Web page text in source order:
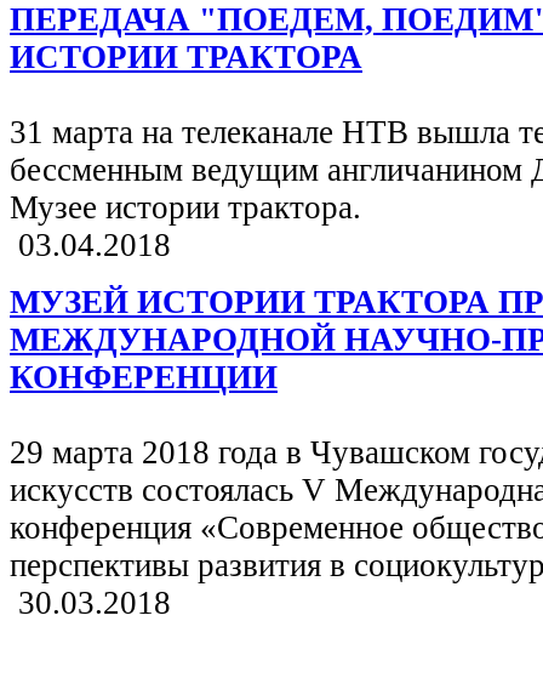
ПЕРЕДАЧА "ПОЕДЕМ,
ИСТОРИИ ТРАКТОРА
31 марта на телеканале НТВ вышла
бессменным ведущим
Музее истории трактора.
03.04.2018
МУЗЕЙ ИСТОРИИ ТРАКТОРА
МЕЖДУНАРОДНОЙ НАУЧНО-
КОНФЕРЕНЦИИ
29 марта 2018 года в Чувашском
искусств состоялась V
конференция «Современное
перспективы развития в
30.03.2018